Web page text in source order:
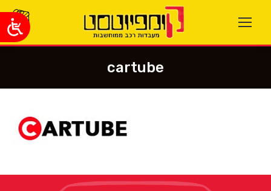
cartube
You are here: